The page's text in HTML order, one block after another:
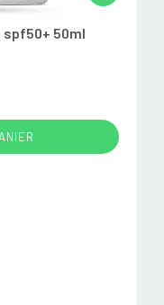
spf50+ 50ml